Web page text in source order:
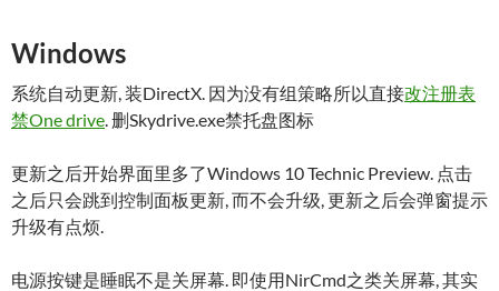
Windows
系统自动更新, 装DirectX. 因为没有组策略所以直接改注册表
禁One drive. 删Skydrive.exe禁托盘图标
更新之后开始界面里多了Windows 10 Technic Preview. 点击
之后只会跳到控制面板更新, 而不会升级, 更新之后会弹窗提示
升级有点烦.
电源按键是睡眠不是关屏幕. 即使用NirCmd之类关屏幕, 其实